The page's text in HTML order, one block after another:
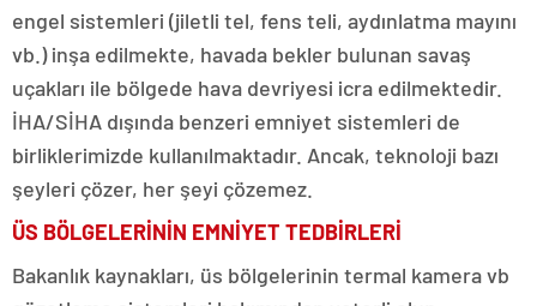
engel sistemleri (jiletli tel, fens teli, aydınlatma mayını
vb.) inşa edilmekte, havada bekler bulunan savaş
uçakları ile bölgede hava devriyesi icra edilmektedir.
İHA/SİHA dışında benzeri emniyet sistemleri de
birliklerimizde kullanılmaktadır. Ancak, teknoloji bazı
şeyleri çözer, her şeyi çözemez.
ÜS BÖLGELERİNİN EMNİYET TEDBİRLERİ
Bakanlık kaynakları, üs bölgelerinin termal kamera vb